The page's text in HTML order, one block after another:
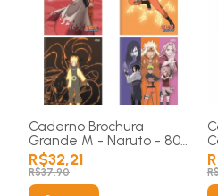
Caderno Brochura
Grande M - Naruto - 80
folhas
R$32,21
R$37,90